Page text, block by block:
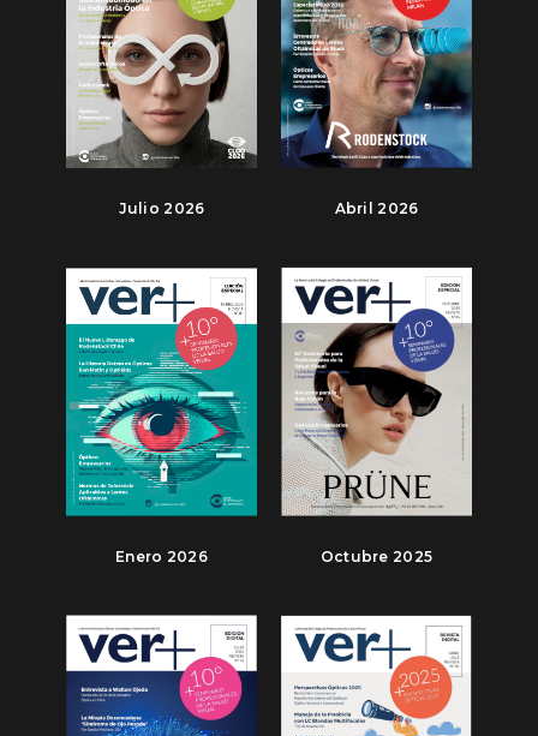
Julio 2026 Abril 2026
Enero 2026 Octubre 2025